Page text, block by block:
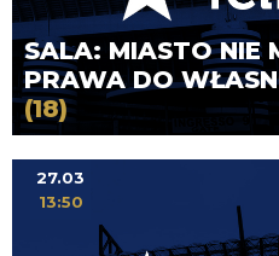
SALA: MIASTO NIE
PRAWA DO
(18)
27.03
13:50